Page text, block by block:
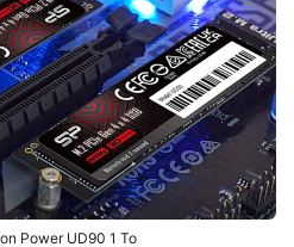
Power UD90 1 To